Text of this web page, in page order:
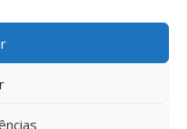
mais lidos de Brasília/DF. |